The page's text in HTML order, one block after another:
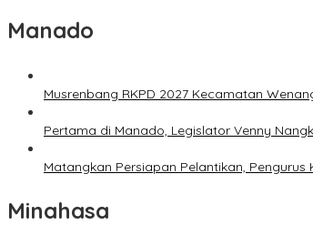
Manado
Musrenbang RKPD 2027 Kecamatan
Pertama di Manado, Legislator Venny
Matangkan Persiapan Pelantikan,
Minahasa